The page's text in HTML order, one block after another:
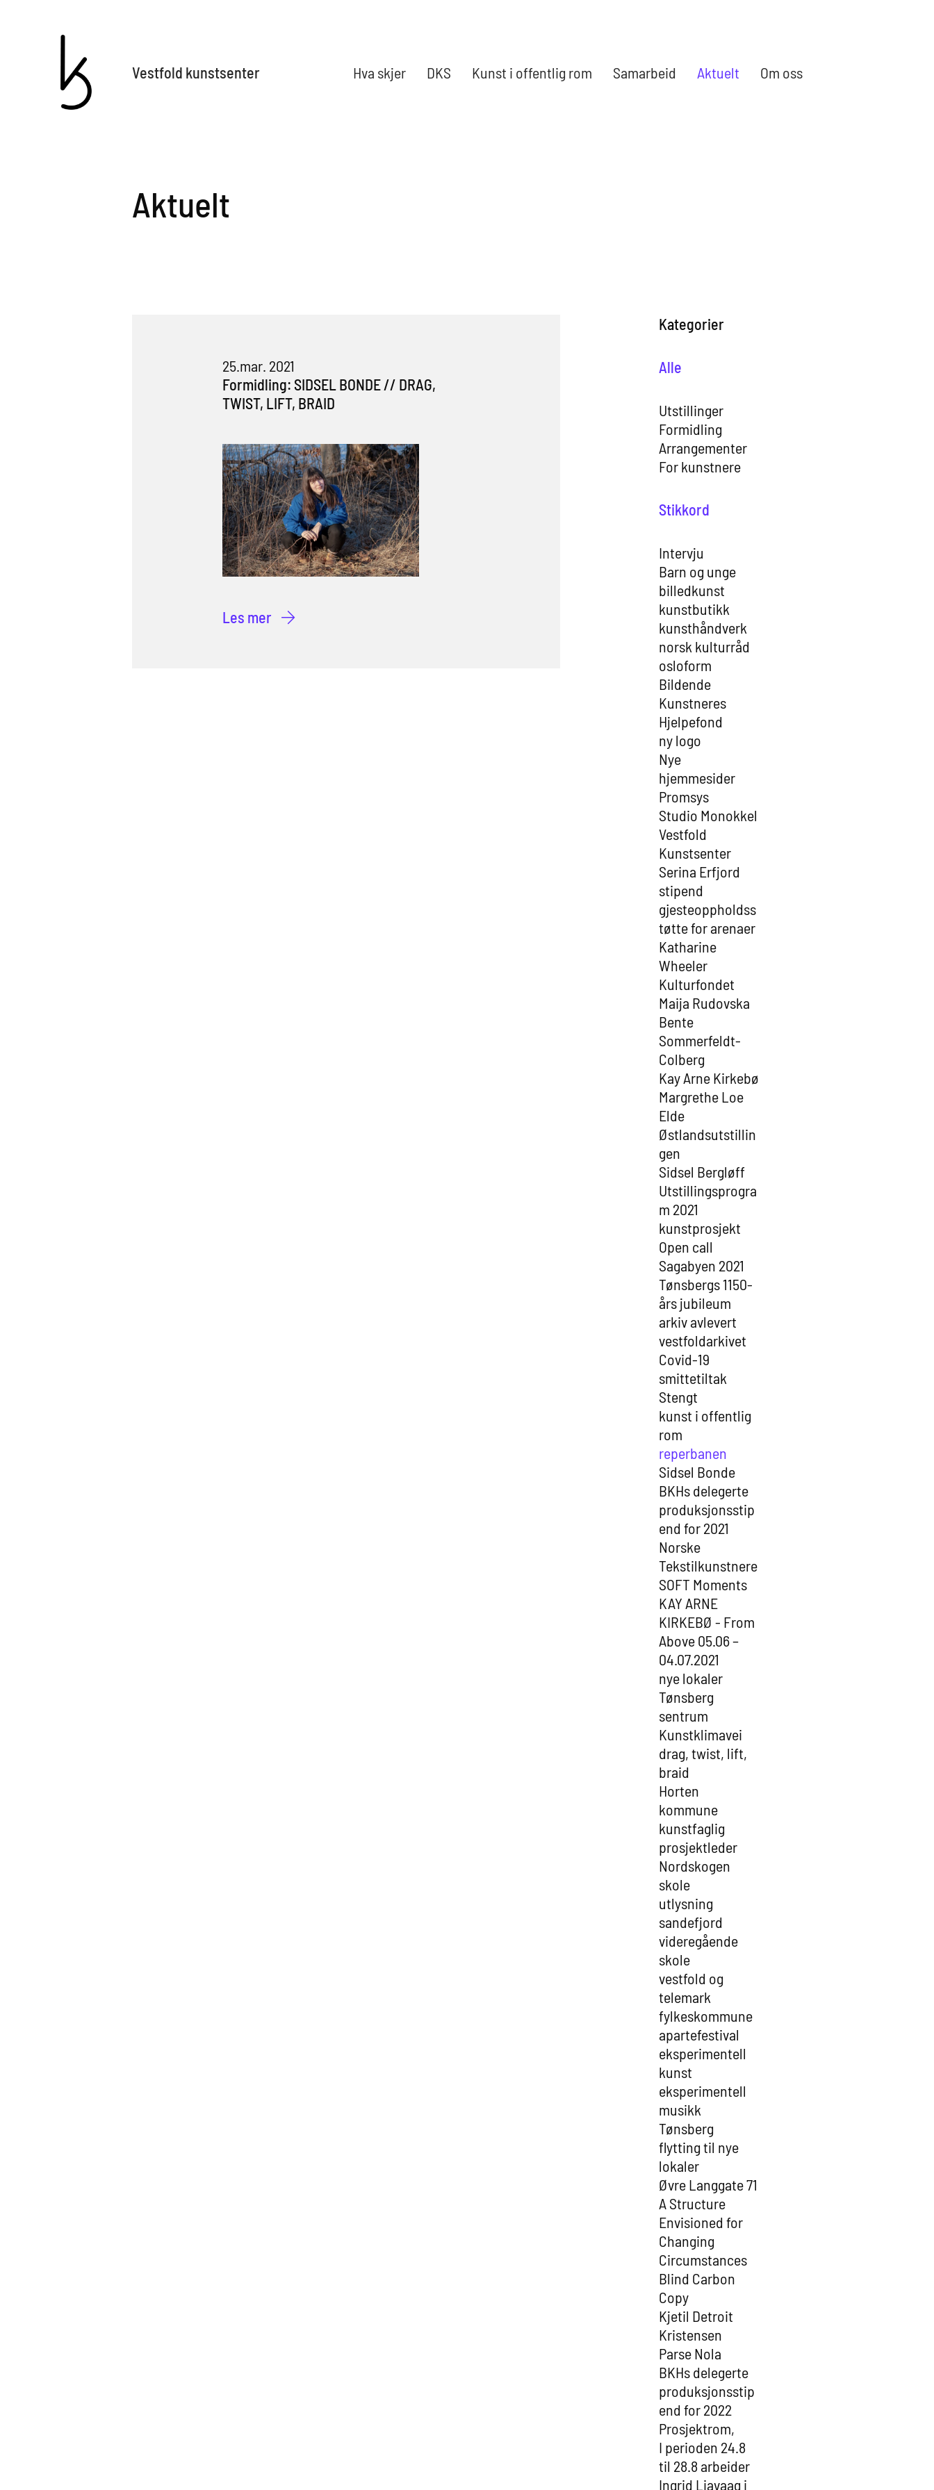
Vestfold kunstsenter Hva skjer DKS Kunst i offentlig rom Samarbeid Aktuelt Om oss
Aktuelt
25.mar. 2021
Formidling: SIDSEL BONDE // DRAG,
TWIST, LIFT, BRAID
Les mer
Kategorier
Alle
Utstillinger
Formidling
Arrangementer
For kunstnere
Stikkord
Intervju
Barn og unge
billedkunst
kunstbutikk
kunsthåndverk
norsk kulturråd
osloform
Bildende
Kunstneres
Hjelpefond
ny logo
Nye
hjemmesider
Promsys
Studio Monokkel
Vestfold
Kunstsenter
Serina Erfjord
stipend
gjesteoppholdss
tøtte for arenaer
Katharine
Wheeler
Kulturfondet
Maija Rudovska
Bente
Sommerfeldt-
Colberg
Kay Arne Kirkebø
Margrethe Loe
Elde
Østlandsutstillin
gen
Sidsel Bergløff
Utstillingsprogra
m 2021
kunstprosjekt
Open call
Sagabyen 2021
Tønsbergs 1150-
års jubileum
arkiv avlevert
vestfoldarkivet
Covid-19
smittetiltak
Stengt
kunst i offentlig
rom
reperbanen
Sidsel Bonde
BKHs delegerte
produksjonsstip
end for 2021
Norske
Tekstilkunstnere
SOFT Moments
KAY ARNE
KIRKEBØ - From
Above 05.06 –
04.07.2021
nye lokaler
Tønsberg
sentrum
Kunstklimavei
drag, twist, lift,
braid
Horten
kommune
kunstfaglig
prosjektleder
Nordskogen
skole
utlysning
sandefjord
videregående
skole
vestfold og
telemark
fylkeskommune
apartefestival
eksperimentell
kunst
eksperimentell
musikk
Tønsberg
flytting til nye
lokaler
Øvre Langgate 71
A Structure
Envisioned for
Changing
Circumstances
Blind Carbon
Copy
Kjetil Detroit
Kristensen
Parse Nola
BKHs delegerte
produksjonsstip
end for 2022
Prosjektrom,
I perioden 24.8
til 28.8 arbeider
Ingrid Liavaag i